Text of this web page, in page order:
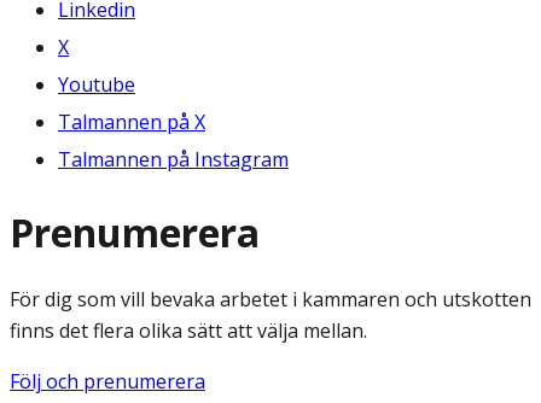
Linkedin
X
Youtube
Talmannen på X
Talmannen på Instagram
Prenumerera
För dig som vill bevaka arbetet i kammaren och utskotten
finns det flera olika sätt att välja mellan.
Följ och prenumerera